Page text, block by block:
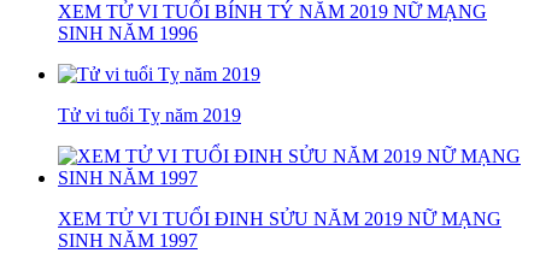
XEM TỬ VI TUỔI BÍNH TÝ NĂM 2019 NỮ MẠNG
SINH NĂM 1996
Tử vi tuổi Tỵ năm 2019
XEM TỬ VI TUỔI ĐINH SỬU NĂM 2019 NỮ MẠNG
SINH NĂM 1997